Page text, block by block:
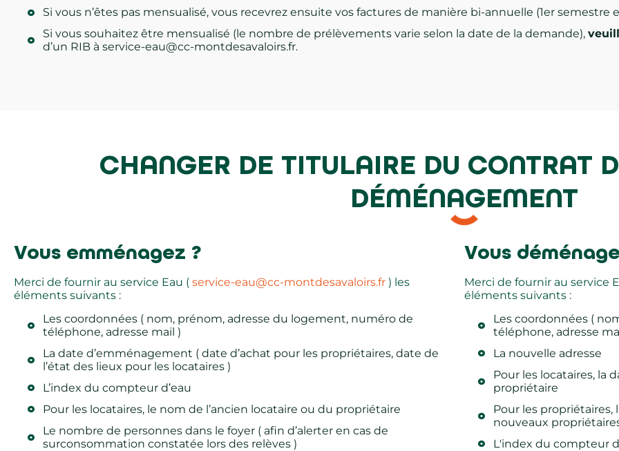
Si vous n’êtes pas mensualisé, vous recevrez ensuite vos factures de manière bi-annuelle (1er semestre
Si vous souhaitez être mensualisé (le nombre de prélèvements varie selon la date de la demande),
d’un RIB à service-eau@cc-montdesavaloirs.fr.
CHANGER DE TITULAIRE DU CONTRAT
DÉMÉNAGEMENT
Vous emménagez ?
Merci de fournir au service Eau ( service-eau@cc-montdesavaloirs.fr ) les
éléments suivants :
Les coordonnées ( nom, prénom, adresse du logement, numéro de
téléphone, adresse mail )
La date d’emménagement ( date d’achat pour les propriétaires, date de
l’état des lieux pour les locataires )
L’index du compteur d’eau
Pour les locataires, le nom de l’ancien locataire ou du propriétaire
Le nombre de personnes dans le foyer ( afin d’alerter en cas de
surconsommation constatée lors des relèves )
Vous
Merci de fournir au service
éléments suivants :
Les coordonnées (
téléphone, adresse
La nouvelle adresse
Pour les locataires, la
propriétaire
Pour les
nouveaux
L'index du compteur